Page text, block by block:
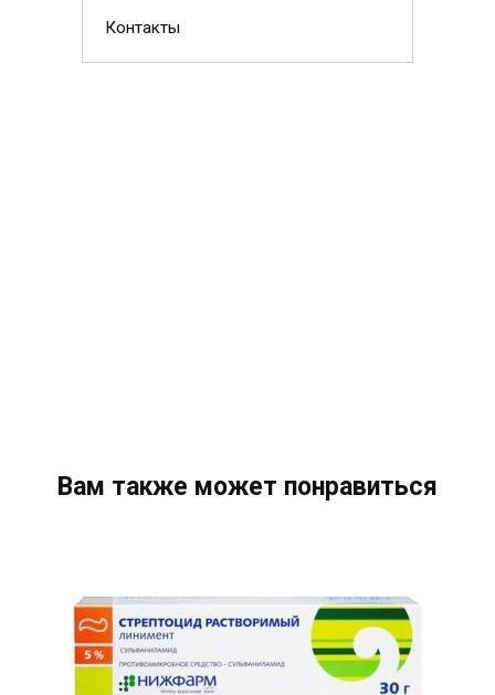
Контакты
Вам также может понравиться